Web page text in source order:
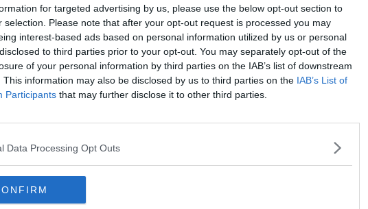
for targeted advertising by us, please use the below opt-out section to
selection. Please note that after your opt-out request is processed you may
interest-based ads based on personal information utilized by us or personal
to third parties prior to your opt-out. You may separately opt-out of the
of your personal information by third parties on the IAB’s list of downstream
This information may also be disclosed by us to third parties on the IAB’s List of
Participants that may further disclose it to other third parties.
Data Processing Opt Outs